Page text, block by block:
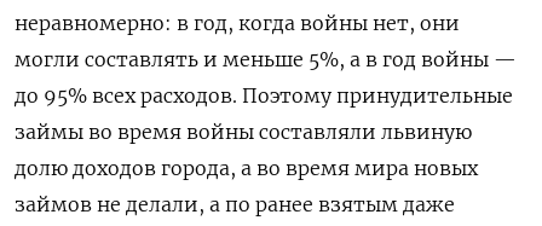
неравномерно: в год, когда войны нет, они
могли составлять и меньше 5%, а в год войны —
до 95% всех расходов. Поэтому принудительные
займы во время войны составляли львиную
долю доходов города, а во время мира новых
займов не делали, а по ранее взятым даже